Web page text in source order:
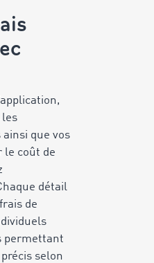
les
que vos
le coût de
détail
de
permettant
selon